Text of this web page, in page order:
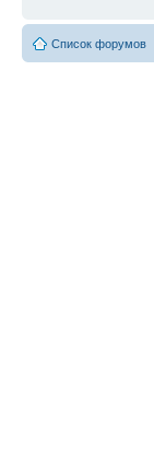
Список форумов